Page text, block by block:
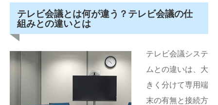
テレビ会議とは何が違う？テレビ会議の仕
組みとの違いとは
テレビ会議システ
ムとの違いは、大
きく分けて専用端
末の有無と接続方